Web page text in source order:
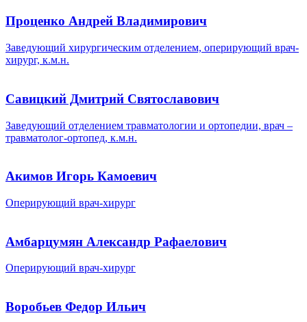
Проценко Андрей Владимирович
Заведующий хирургическим отделением, оперирующий врач-
хирург, к.м.н.
Савицкий Дмитрий Святославович
Заведующий отделением травматологии и ортопедии, врач –
травматолог-ортопед, к.м.н.
Акимов Игорь Камоевич
Оперирующий врач-хирург
Амбарцумян Александр Рафаелович
Оперирующий врач-хирург
Воробьев Федор Ильич